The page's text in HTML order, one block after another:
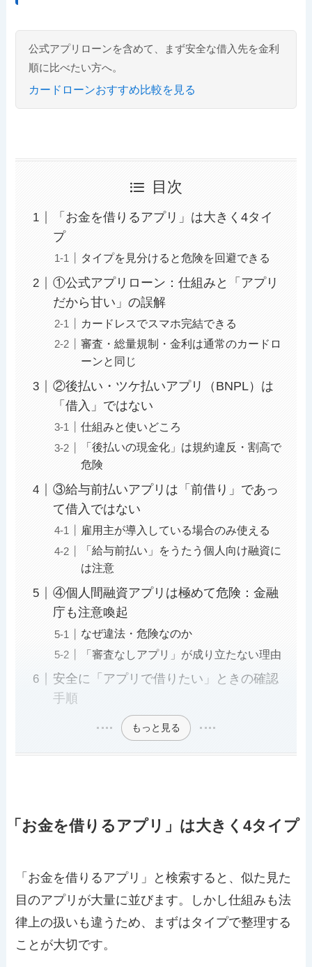
公式アプリローンを含めて、まず安全な借入先を金利
順に比べたい方へ。
カードローンおすすめ比較を見る
目次
「お金を借りるアプリ」は大きく4タイ
プ
タイプを見分けると危険を回避できる
①公式アプリローン：仕組みと「アプリ
だから甘い」の誤解
カードレスでスマホ完結できる
審査・総量規制・金利は通常のカードロ
ーンと同じ
②後払い・ツケ払いアプリ（BNPL）は
「借入」ではない
仕組みと使いどころ
「後払いの現金化」は規約違反・割高で
危険
③給与前払いアプリは「前借り」であっ
て借入ではない
雇用主が導入している場合のみ使える
「給与前払い」をうたう個人向け融資に
は注意
④個人間融資アプリは極めて危険：金融
庁も注意喚起
なぜ違法・危険なのか
「審査なしアプリ」が成り立たない理由
安全に「アプリで借りたい」ときの確認
手順
もっと見る
「お金を借りるアプリ」は大きく4タイプ
「お金を借りるアプリ」と検索すると、似た見た
目のアプリが大量に並びます。しかし仕組みも法
律上の扱いも違うため、まずはタイプで整理する
ことが大切です。